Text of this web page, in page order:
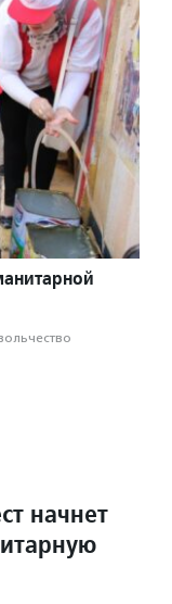
начнет